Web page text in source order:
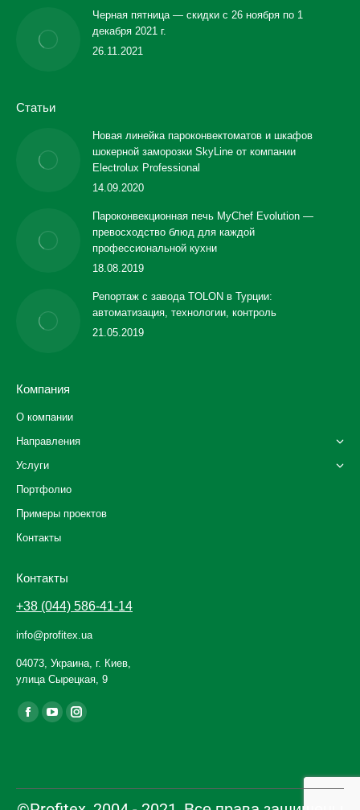
Черная пятница — скидки с 26 ноября по 1
декабря 2021 г.
26.11.2021
Статьи
Новая линейка пароконвектоматов и шкафов
шокерной заморозки SkyLine от компании
Electrolux Professional
14.09.2020
Пароконвекционная печь MyChef Evolution —
превосходство блюд для каждой
профессиональной кухни
18.08.2019
Репортаж с завода TOLON в Турции:
автоматизация, технологии, контроль
21.05.2019
Компания
О компании
Направления
Услуги
Портфолио
Примеры проектов
Контакты
Контакты
+38 (044) 586-41-14
info@profitex.ua
04073, Украина, г. Киев,
улица Сырецкая, 9
Ищите нас:
Facebook
new
YouTube
new
Instagram
new